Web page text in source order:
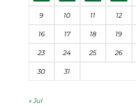
9 10 11 12
16 17 18 19
23 24 25 26
30 31
« Jul